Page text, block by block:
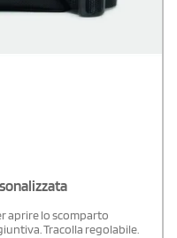
aprire lo scomparto
Tracolla regolabile.